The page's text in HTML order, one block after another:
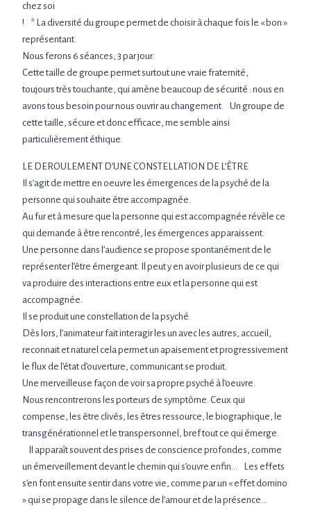
chez soi
! * La diversité du groupe permet de choisir à chaque fois le « bon »
représentant.
Nous ferons 6 séances, 3 par jour.
Cette taille de groupe permet surtout une vraie fraternité,
toujours très touchante, qui amène beaucoup de sécurité : nous en
avons tous besoin pour nous ouvrir au changement. Un groupe de
cette taille, sécure et donc efficace, me semble ainsi
particulièrement éthique.
LE DEROULEMENT D’UNE CONSTELLATION DE L’ÊTRE
Il s’agit de mettre en oeuvre les émergences de la psyché de la
personne qui souhaite être accompagnée.
Au fur et à mesure que la personne qui est accompagnée révèle ce
qui demande à être rencontré, les émergences apparaissent.
Une personne dans l’audience se propose spontanément de le
représenter l’être émergeant. Il peut y en avoir plusieurs de ce qui
va produire des interactions entre eux et la personne qui est
accompagnée.
Il se produit une constellation de la psyché.
Dès lors, l’animateur fait interagir les un avec les autres, accueil,
reconnait et naturel cela permet un apaisement et progressivement
le flux de l’état d’ouverture, communicant se produit.
Une merveilleuse façon de voir sa propre psyché à l’oeuvre.
Nous rencontrerons les porteurs de symptôme. Ceux qui
compense, les être clivés, les êtres ressource, le biographique, le
transgénérationnel et le transpersonnel, bref tout ce qui émerge.
Il apparaît souvent des prises de conscience profondes, comme
un émerveillement devant le chemin qui s’ouvre enfin… Les effets
s’en font ensuite sentir dans votre vie, comme par un « effet domino
» qui se propage dans le silence de l’amour et de la présence…